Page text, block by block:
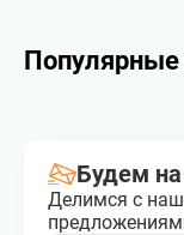
Популярные
Будем на
Делимся с